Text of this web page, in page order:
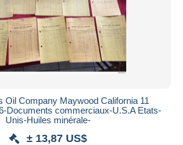
Oil Company Maywood California 11
Documents commerciaux-U.S.A Etats-
Unis-Huiles minérale-
± 13,87 US$